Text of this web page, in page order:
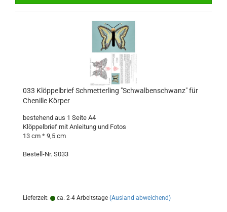
033 Klöppelbrief Schmetterling "Schwalbenschwanz" für
Chenille Körper
bestehend aus 1 Seite A4
Klöppelbrief mit Anleitung und Fotos
13 cm * 9,5 cm
Bestell-Nr. S033
Lieferzeit: ca. 2-4 Arbeitstage (Ausland abweichend)